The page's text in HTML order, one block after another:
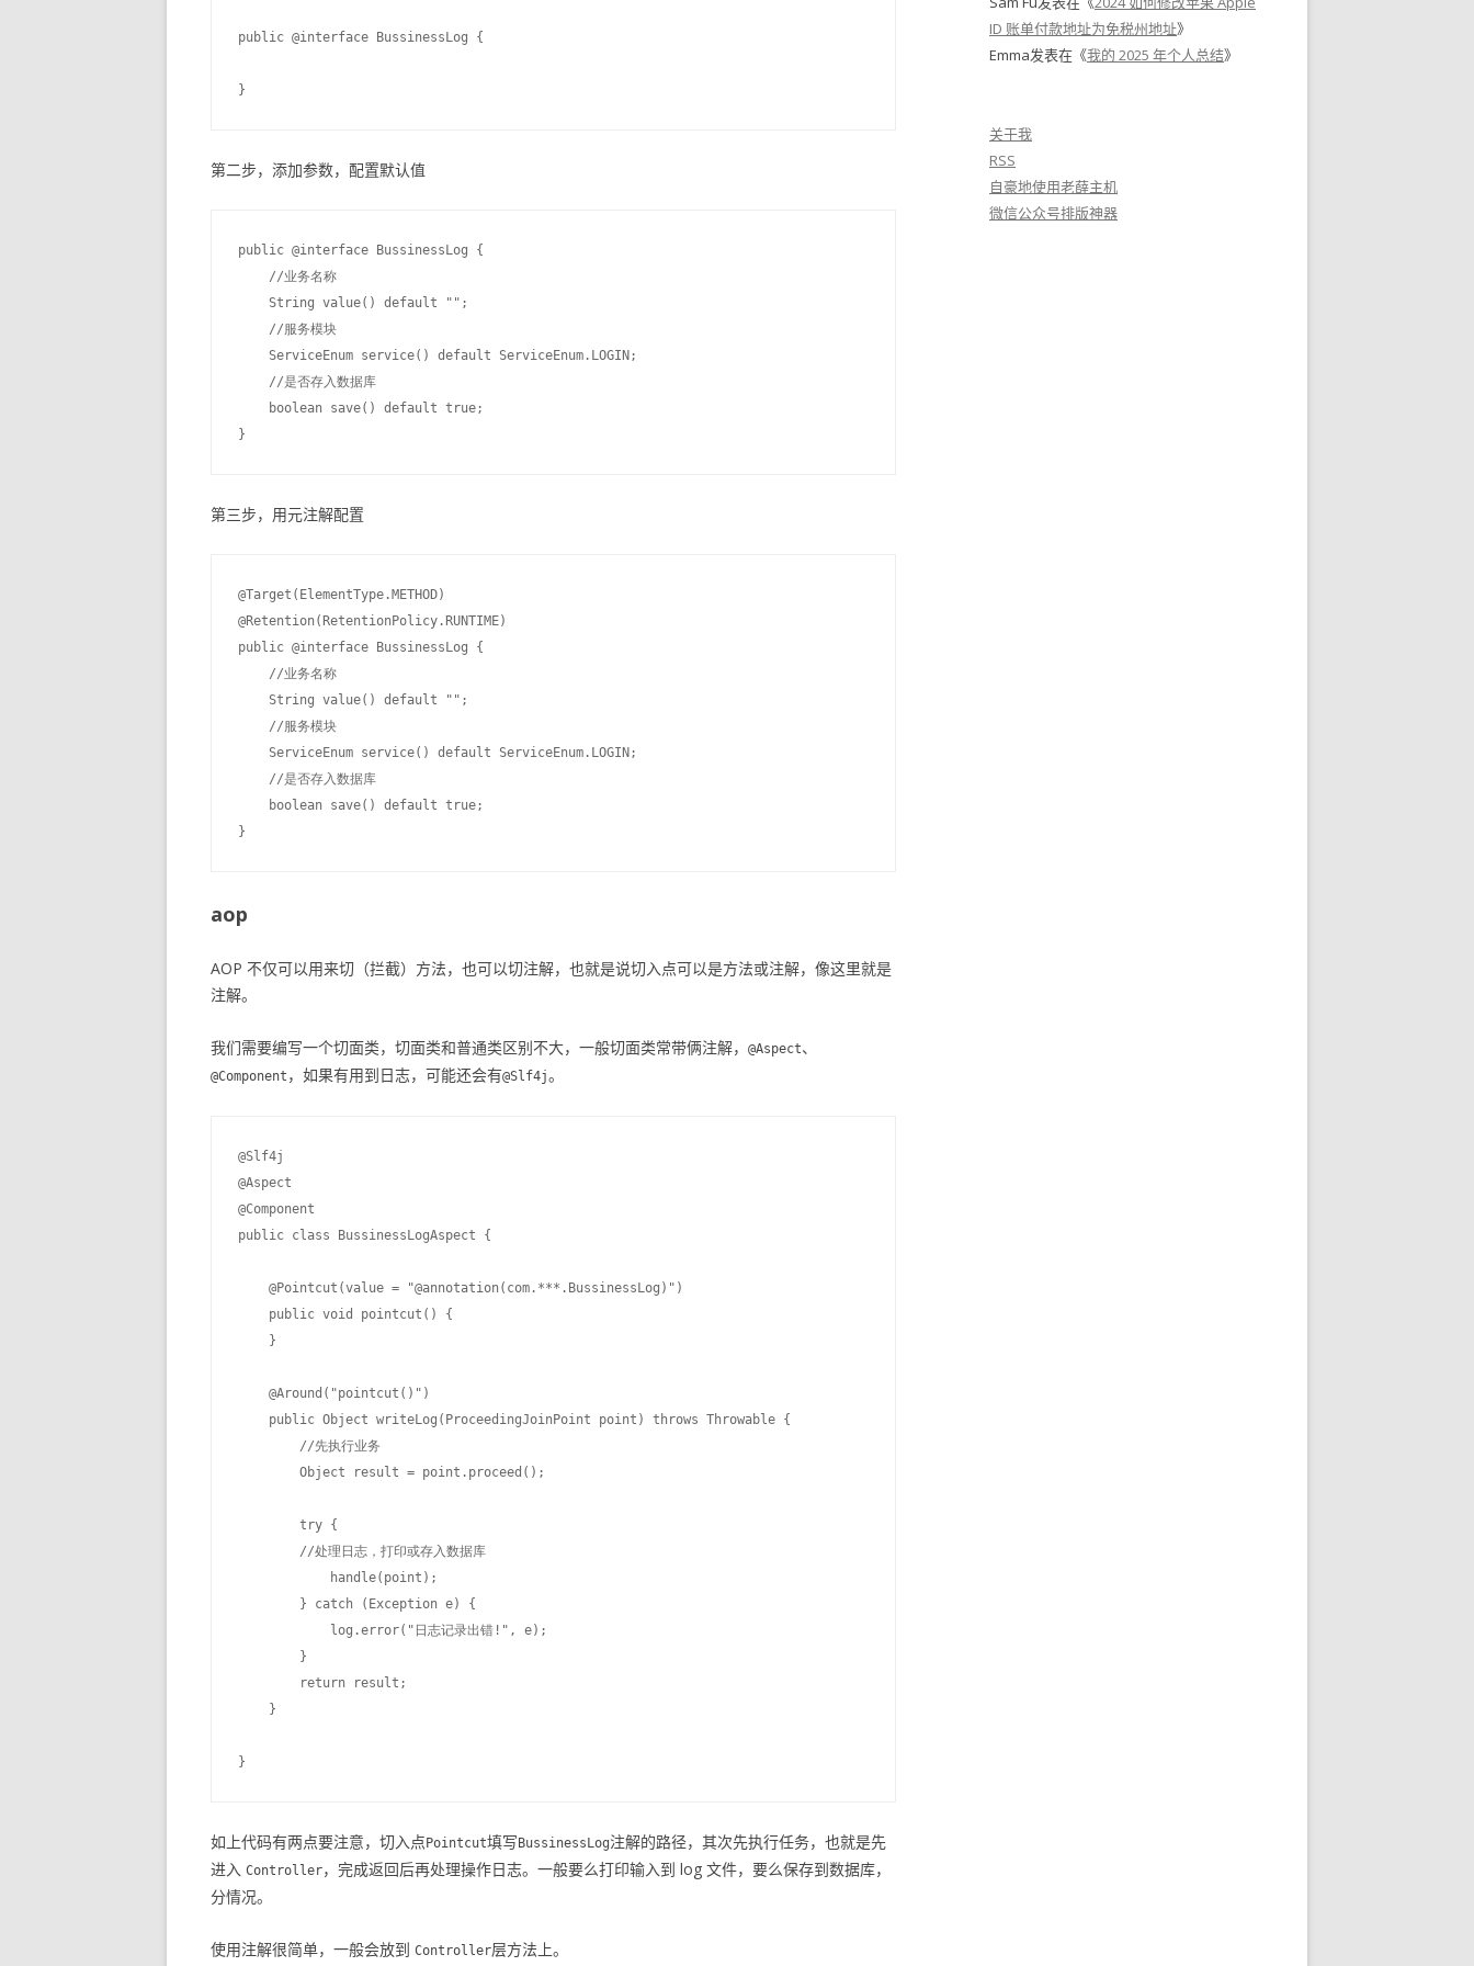
public @interface BussinessLog {
第二步，添加参数，配置默认值
public @interface BussinessLog {
    //业务名称
    String value() default "";
    //服务模块
    ServiceEnum service() default ServiceEnum.LOGIN;
    //是否存入数据库
    boolean save() default true;
第三步，用元注解配置
@Target(ElementType.METHOD)
@Retention(RetentionPolicy.RUNTIME)
public @interface BussinessLog {
    //业务名称
    String value() default "";
    //服务模块
    ServiceEnum service() default ServiceEnum.LOGIN;
    //是否存入数据库
    boolean save() default true;
aop
AOP 不仅可以用来切（拦截）方法，也可以切注解，也就是说切入点可以是方法或注解，像这里就是
注解。
我们需要编写一个切面类，切面类和普通类区别不大，一般切面类常带俩注解， @Aspect、
@Component ，如果有用到日志，可能还会有@Slf4j。
@Slf4j
@Aspect
@Component
public class BussinessLogAspect {
    @Pointcut(value = "@annotation(com.***.BussinessLog)")
    public void pointcut() {
    }
    @Around("pointcut()")
    public Object writeLog(ProceedingJoinPoint point) throws Throwable {
        //先执行业务
        Object result = point.proceed();
        try {
        //处理日志，打印或存入数据库
            handle(point);
        } catch (Exception e) {
            log.error("日志记录出错!", e);
        }
        return result;
    }
如上代码有两点要注意，切入点 Pointcut填写 BussinessLog注解的路径，其次先执行任务，也就是先
进入 Controller，完成返回后再处理操作日志。一般要么打印输入到 log 文件，要么保存到数据库，
分情况。
使用注解很简单，一般会放到 Controller层方法上。
ID 账单付款地址为免税州地址》
Emma发表在《我的 2025 年个人总结》
关于我
RSS
自豪地使用老薛主机
微信公众号排版神器